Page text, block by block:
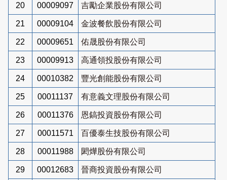
20 00009097 吉勵企業股份有限公司
21 00009104 金波餐飲股份有限公司
22 00009651 佑晟股份有限公司
23 00009913 高通領投股份有限公司
24 00010382 豐光創能股份有限公司
25 00011137 有意義文理股份有限公司
26 00011376 恩鎬投資股份有限公司
27 00011571 百優泰生技股份有限公司
28 00011988 閎燁股份有限公司
29 00012683 晉商投資股份有限公司